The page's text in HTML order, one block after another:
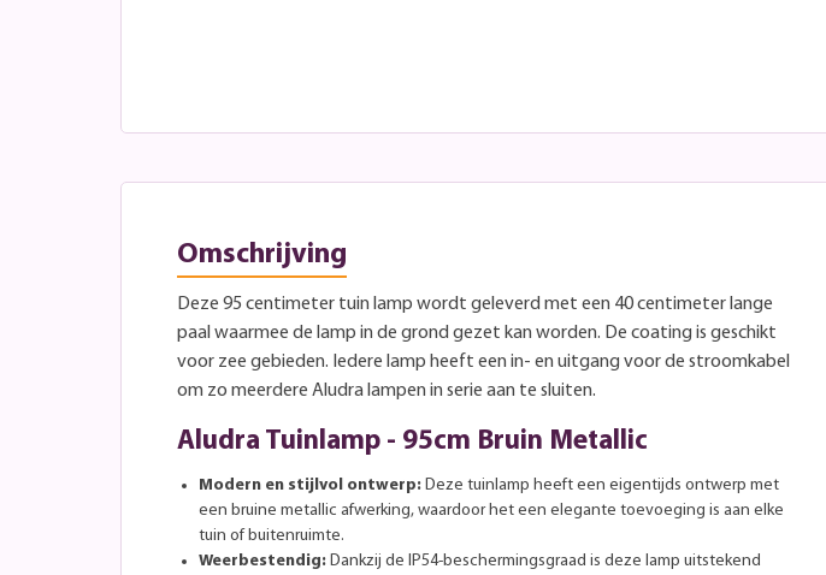
Omschrijving
Deze 95 centimeter tuin lamp wordt geleverd met een 40 centimeter lange
paal waarmee de lamp in de grond gezet kan worden. De coating is geschikt
voor zee gebieden. Iedere lamp heeft een in- en uitgang voor de stroomkabel
om zo meerdere Aludra lampen in serie aan te sluiten.
Aludra Tuinlamp - 95cm Bruin Metallic
Modern en stijlvol ontwerp: Deze tuinlamp heeft een eigentijds ontwerp met
een bruine metallic afwerking, waardoor het een elegante toevoeging is aan elke
tuin of buitenruimte.
Weerbestendig: Dankzij de IP54-beschermingsgraad is deze lamp uitstekend